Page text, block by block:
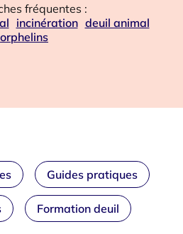
fréquentes :
incinération deuil animal
orphelins
Guides pratiques
Formation deuil